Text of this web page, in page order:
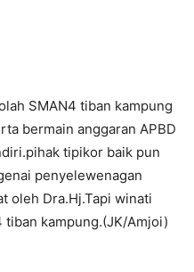
SMAN4 tiban kampung
bermain anggaran APBD
tipikor baik pun
penyelewenagan
oleh Dra.Hj.Tapi winati
tiban kampung.(JK/Amjoi)